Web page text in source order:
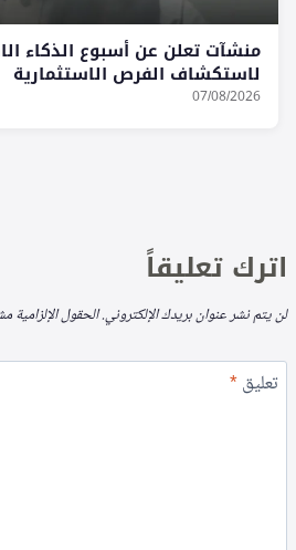
منشآت تعلن عن أسبوع الذكاء
لاستكشاف الفرص الاستثمارية
07/08/2026
اترك تعليقاً
لن يتم نشر عنوان بريدك الإلكتروني.الحقول الإلزامية
تعليق*